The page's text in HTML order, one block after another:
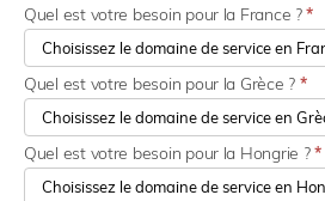
Quel est votre besoin pour la France ?*
Quel est votre besoin pour la Grèce ? *
Quel est votre besoin pour la Hongrie ?*